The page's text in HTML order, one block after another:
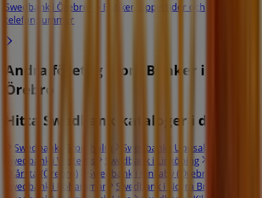
Swedbank i Örebro — Butiker, öppettider och
telefonnummer
Andra företag inom Banker i
Örebro
Hitta Swedbank kataloger i din stad
Swedbank i Stockholm
Swedbank i Uppsala
Swedbank i Västerås
Swedbank i Linköping
i Kårsta (Örebro)
Swedbank i Rinkaby (Örebro)
Swedbank i Röhammar
Swedbank i Norra Bro